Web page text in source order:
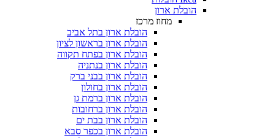
הובלת ארון
מחוז מרכז
הובלת ארון בתל אביב
הובלת ארון בראשון לציון
הובלת ארון בפתח תקווה
הובלת ארון בנתניה
הובלת ארון בבני ברק
הובלת ארון בחולון
הובלת ארון ברמת גן
הובלת ארון ברחובות
הובלת ארון בבת ים
הובלת ארון בכפר סבא